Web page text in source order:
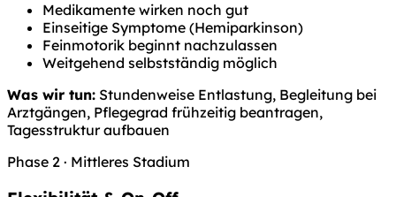
Medikamente wirken noch gut
Einseitige Symptome (Hemiparkinson)
Feinmotorik beginnt nachzulassen
Weitgehend selbstständig möglich
Was wir tun: Stundenweise Entlastung, Begleitung bei
Arztgängen, Pflegegrad frühzeitig beantragen,
Tagesstruktur aufbauen
Phase 2 · Mittleres Stadium